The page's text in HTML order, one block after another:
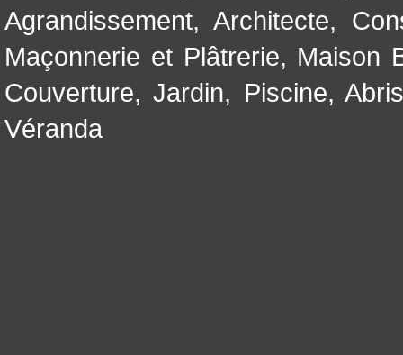
Agrandissement, Architecte,
Maçonnerie et Plâtrerie, Maison
Couverture,Jardin, Piscine,
Véranda